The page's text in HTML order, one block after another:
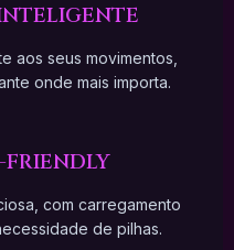
aos seus movimentos,
onde mais importa.
com carregamento
de pilhas.